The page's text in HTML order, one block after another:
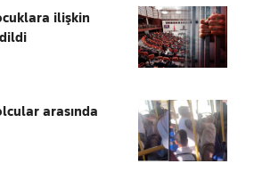
ilişkin
arasında